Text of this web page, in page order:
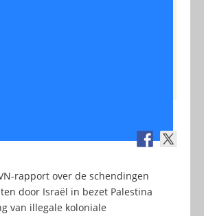
rapport over de schendingen
door Israël in bezet Palestina
van illegale koloniale